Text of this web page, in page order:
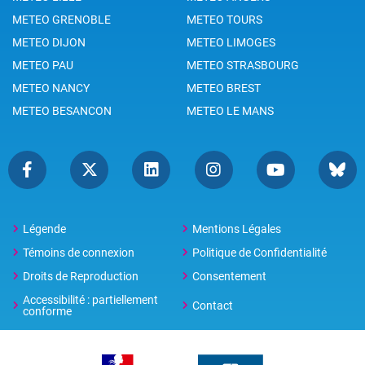
METEO GRENOBLE
METEO TOURS
METEO DIJON
METEO LIMOGES
METEO PAU
METEO STRASBOURG
METEO NANCY
METEO BREST
METEO BESANCON
METEO LE MANS
Légende
Mentions Légales
Témoins de connexion
Politique de Confidentialité
Droits de Reproduction
Consentement
Accessibilité : partiellement
conforme
Contact